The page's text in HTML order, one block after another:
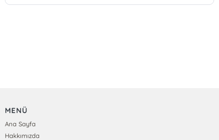
MENÜ
Ana Sayfa
Hakkımızda